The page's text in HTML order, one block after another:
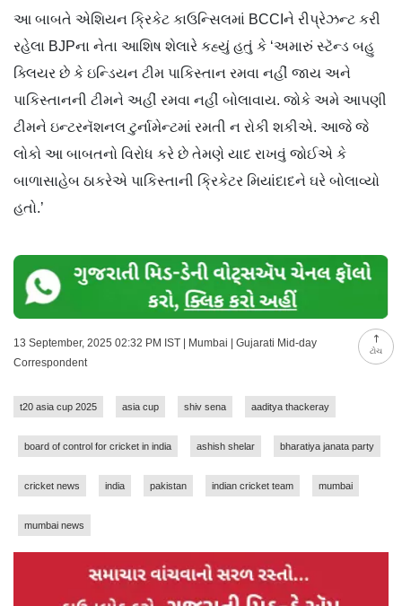
ટોચ
આ બાબતે એશિયન ક્રિકેટ કાઉન્સિલમાં BCCIને રીપ્રેઝન્ટ કરી
રહેલા BJPના નેતા આશિષ શેલારે કહ્યું હતું કે ‘અમારું સ્ટૅન્ડ બહુ
ક્લિયર છે કે ઇન્ડિયન ટીમ પાકિસ્તાન રમવા નહીં જાય અને
પાકિસ્તાનની ટીમને અહીં રમવા નહીં બોલાવાય. જોકે અમે આપણી
ટીમને ઇન્ટરનૅશનલ ટુર્નામેન્ટમાં રમતી ન રોકી શકીએ. આજે જે
લોકો આ બાબતનો વિરોધ કરે છે તેમણે યાદ રાખવું જોઈએ કે
બાળાસાહેબ ઠાકરેએ પાકિસ્તાની ક્રિકેટર મિયાંદાદને ઘરે બોલાવ્યો
હતો.’
13 September, 2025 02:32 PM IST | Mumbai | Gujarati Mid-day
Correspondent
t20 asia cup 2025 asia cup shiv sena aaditya thackeray
board of control for cricket in india ashish shelar bharatiya janata party
cricket news india pakistan indian cricket team mumbai
mumbai news